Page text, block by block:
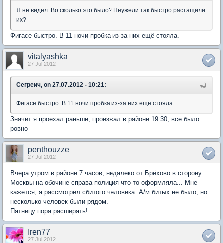
Я не видел. Во сколько это было? Неужели так быстро растащили
их?
Фигасе быстро. В 11 ночи пробка из-за них ещё стояла.
vitalyashka
27 Jul 2012
Сегреич, on 27.07.2012 - 10:21:
Фигасе быстро. В 11 ночи пробка из-за них ещё стояла.
Значит я проехал раньше, проезжал в районе 19.30, все было
ровно
penthouzze
27 Jul 2012
Вчера утром в районе 7 часов, недалеко от Брёхово в сторону
Москвы на обочине справа полиция что-то оформляла... Мне
кажется, я рассмотрел сбитого человека. А/м битых не было, но
несколько человек были рядом.
Пятницу пора расширять!
Iren77
27 Jul 2012